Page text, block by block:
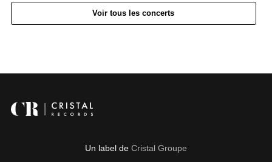
Voir tous les concerts
Un label de Cristal Groupe